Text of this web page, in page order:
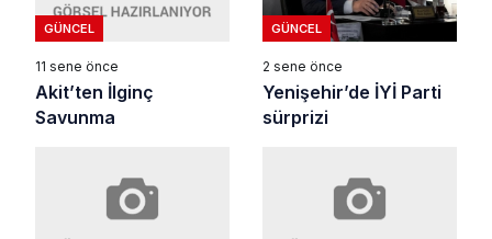
GÜNCEL
11 sene önce
Akit’ten İlginç
Savunma
GÜNCEL
2 sene önce
Yenişehir’de İYİ Parti
sürprizi